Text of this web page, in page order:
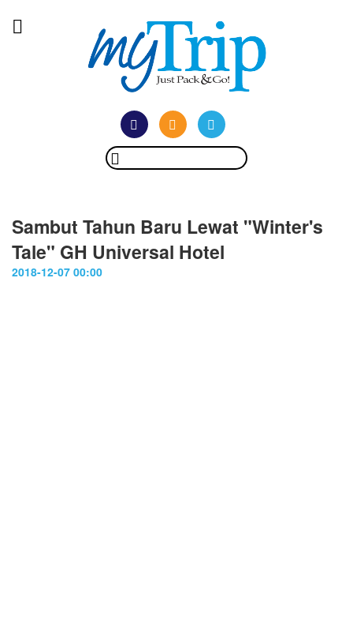
Sambut Tahun Baru Lewat "Winter's
Tale" GH Universal Hotel
2018-12-07 00:00